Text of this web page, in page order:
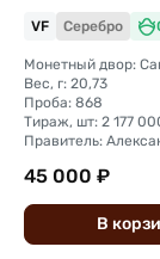
VF Серебро
Вес, г: 20,73
Проба: 868
Тираж, шт: 2 177
Правитель:
45 000 ₽
В